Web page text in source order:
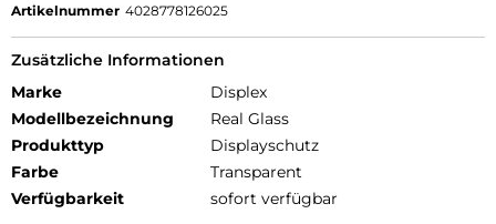
Artikelnummer 4028778126025
Zusätzliche Informationen
Marke
Displex
Modellbezeichnung
Real Glass
Produkttyp
Displayschutz
Farbe
Transparent
Verfügbarkeit
sofort verfügbar